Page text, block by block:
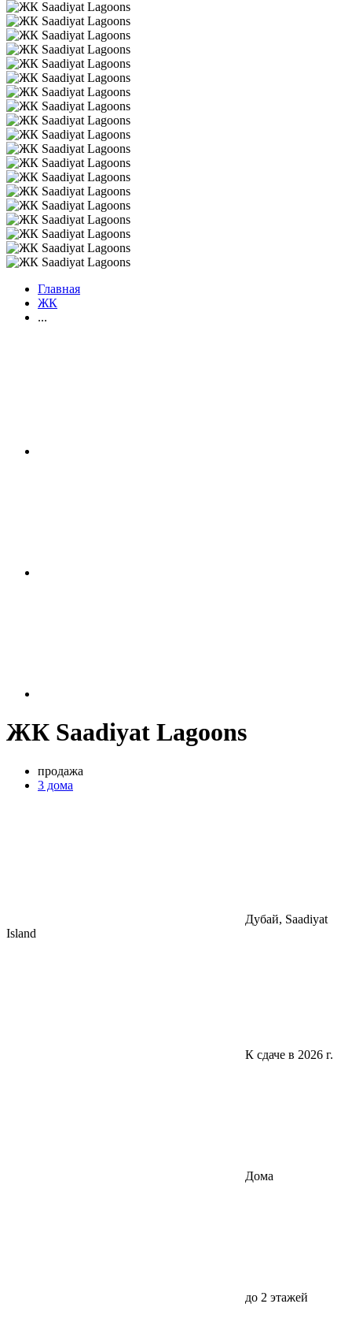
Главная
ЖК
...
ЖК Saadiyat Lagoons
продажа
3 дома
Дубай, Saadiyat
Island
К сдаче в 2026 г.
Дома
до 2 этажей